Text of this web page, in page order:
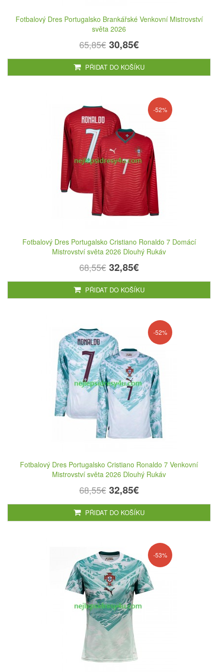
Fotbalový Dres Portugalsko Brankářské Venkovní Mistrovství
světa 2026
65,85€ 30,85€
PŘIDAT DO KOŠÍKU
-52%
Fotbalový Dres Portugalsko Cristiano Ronaldo 7 Domácí
Mistrovství světa 2026 Dlouhý Rukáv
68,55€ 32,85€
PŘIDAT DO KOŠÍKU
-52%
Fotbalový Dres Portugalsko Cristiano Ronaldo 7 Venkovní
Mistrovství světa 2026 Dlouhý Rukáv
68,55€ 32,85€
PŘIDAT DO KOŠÍKU
-53%